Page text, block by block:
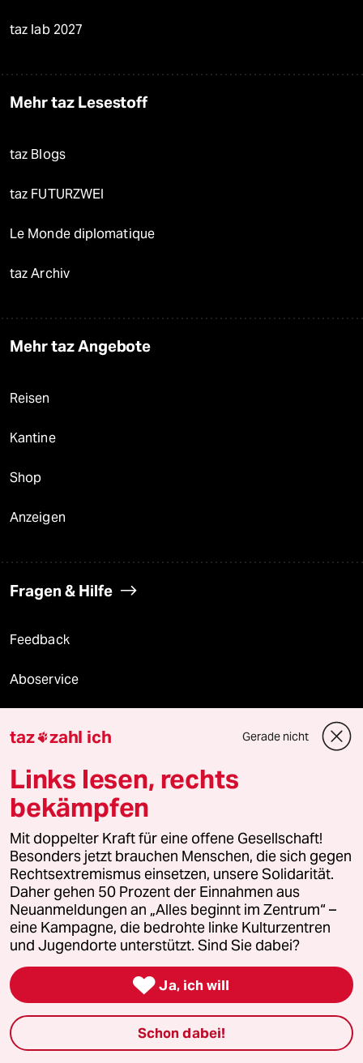
taz lab 2027
Mehr taz Lesestoff
taz Blogs
taz FUTURZWEI
Le Monde diplomatique
taz Archiv
Mehr taz Angebote
Reisen
Kantine
Shop
Anzeigen
Fragen & Hilfe
Feedback
Aboservice
© 2026 taz Verlags und Vertriebs GmbH
Alle Rechte vorbehalten. Bei rechtlichen Fragen oder für Genehmigungen
wenden Sie sich bitte anlizenzen@taz.de
Feedback Redaktionsstatut Kommune-Richtlinien KI-
Leitlinie Informant Datenschutz Impressum AGB
Seitenwende Einwilligungen widerrufen (Ads)
taz zahl ich Gerade nicht
Links lesen, rechts
bekämpfen
Mit doppelter Kraft für eine offene Gesellschaft!
Besonders jetzt brauchen Menschen, die sich gegen
Rechtsextremismus einsetzen, unsere Solidarität.
Daher gehen 50 Prozent der Einnahmen aus
Neuanmeldungen an „Alles beginnt im Zentrum“ –
eine Kampagne, die bedrohte linke Kulturzentren
und Jugendorte unterstützt. Sind Sie dabei?
 Ja, ich will
Schon dabei!